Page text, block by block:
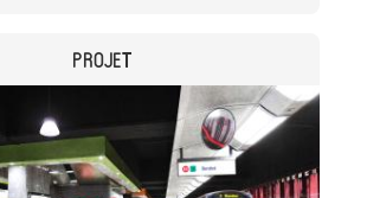
permis
-
moments
PROJET